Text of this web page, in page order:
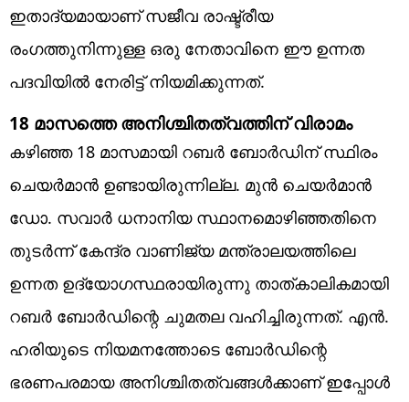
ഇതാദ്യമായാണ് സജീവ രാഷ്ട്രീയ
രംഗത്തുനിന്നുള്ള ഒരു നേതാവിനെ ഈ ഉന്നത
പദവിയിൽ നേരിട്ട് നിയമിക്കുന്നത്.
18 മാസത്തെ അനിശ്ചിതത്വത്തിന് വിരാമം
കഴിഞ്ഞ 18 മാസമായി റബർ ബോർഡിന് സ്ഥിരം
ചെയർമാൻ ഉണ്ടായിരുന്നില്ല. മുൻ ചെയർമാൻ
ഡോ. സവാർ ധനാനിയ സ്ഥാനമൊഴിഞ്ഞതിനെ
തുടർന്ന് കേന്ദ്ര വാണിജ്യ മന്ത്രാലയത്തിലെ
ഉന്നത ഉദ്യോഗസ്ഥരായിരുന്നു താത്കാലികമായി
റബർ ബോർഡിന്റെ ചുമതല വഹിച്ചിരുന്നത്. എൻ.
ഹരിയുടെ നിയമനത്തോടെ ബോർഡിന്റെ
ഭരണപരമായ അനിശ്ചിതത്വങ്ങൾക്കാണ് ഇപ്പോൾ